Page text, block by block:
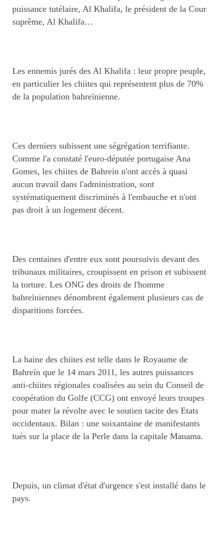
puissance tutélaire, Al Khalifa, le président de la Cour
suprême, Al Khalifa…
Les ennemis jurés des Al Khalifa : leur propre peuple,
en particulier les chiites qui représentent plus de 70%
de la population bahreïnienne.
Ces derniers subissent une ségrégation terrifiante.
Comme l'a constaté l'euro-députée portugaise Ana
Gomes, les chiites de Bahrein n'ont accès à quasi
aucun travail dans l'administration, sont
systématiquement discriminés à l'embauche et n'ont
pas droit à un logement décent.
Des centaines d'entre eux sont poursuivis devant des
tribunaux militaires, croupissent en prison et subissent
la torture. Les ONG des droits de l'homme
bahreïniennes dénombrent également plusieurs cas de
disparitions forcées.
La haine des chiites est telle dans le Royaume de
Bahreïn que le 14 mars 2011, les autres puissances
anti-chiites régionales coalisées au sein du Conseil de
coopération du Golfe (CCG) ont envoyé leurs troupes
pour mater la révolte avec le soutien tacite des Etats
occidentaux. Bilan : une soixantaine de manifestants
tués sur la place de la Perle dans la capitale Manama.
Depuis, un climat d'état d'urgence s'est installé dans le
pays.